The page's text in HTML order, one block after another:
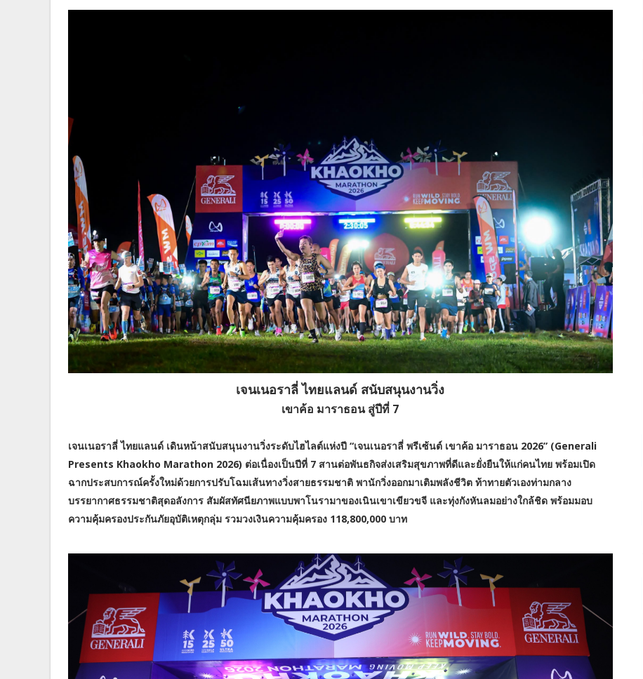
เจนเนอราลี่ ไทยแลนด์ สนับสนุนงานวิ่ง
เขาค้อ มาราธอน สู่ปีที่ 7
เจนเนอราลี่ ไทยแลนด์ เดินหน้าสนับสนุนงานวิ่งระดับไฮไลต์แห่งปี “เจนเนอราลี่ พรีเซ้นต์ เขาค้อ มาราธอน 2026” (Generali
Presents Khaokho Marathon 2026) ต่อเนื่องเป็นปีที่ 7 สานต่อพันธกิจส่งเสริมสุขภาพที่ดีและยั่งยืนให้แก่คนไทย พร้อมเปิด
ฉากประสบการณ์ครั้งใหม่ด้วยการปรับโฉมเส้นทางวิ่งสายธรรมชาติ พานักวิ่งออกมาเติมพลังชีวิต ท้าทายตัวเองท่ามกลาง
บรรยากาศธรรมชาติสุดอลังการ สัมผัสทัศนียภาพแบบพาโนรามาของเนินเขาเขียวขจี และทุ่งกังหันลมอย่างใกล้ชิด พร้อมมอบ
ความคุ้มครองประกันภัยอุบัติเหตุกลุ่ม รวมวงเงินความคุ้มครอง 118,800,000 บาท